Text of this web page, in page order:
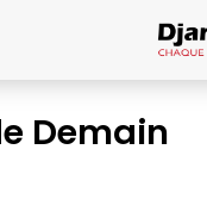
Demain